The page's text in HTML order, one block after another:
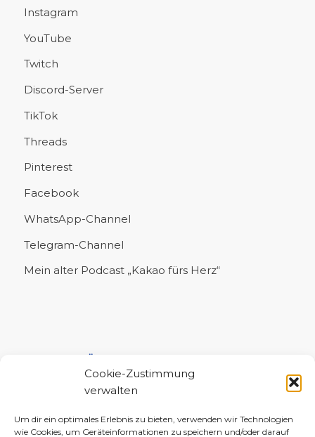
Cookie-Zustimmung
verwalten
Um dir ein optimales Erlebnis zu bieten, verwenden wir Technologien
wie Cookies, um Geräteinformationen zu speichern und/oder darauf
Instagram
YouTube
Twitch
Discord-Server
TikTok
Threads
Pinterest
Facebook
WhatsApp-Channel
Telegram-Channel
Mein alter Podcast „Kakao fürs Herz“